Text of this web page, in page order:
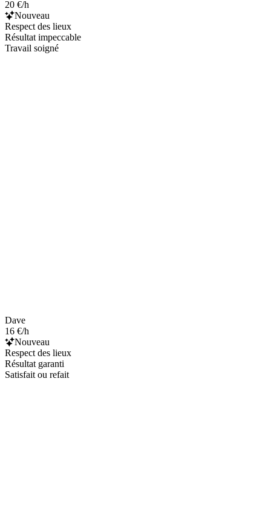
20 €/h
Nouveau
Respect des lieux
Résultat impeccable
Travail soigné
Dave
16 €/h
Nouveau
Respect des lieux
Résultat garanti
Satisfait ou refait